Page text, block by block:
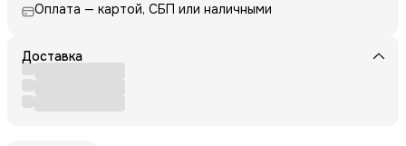
Оплата — картой, СБП или наличными
Доставка